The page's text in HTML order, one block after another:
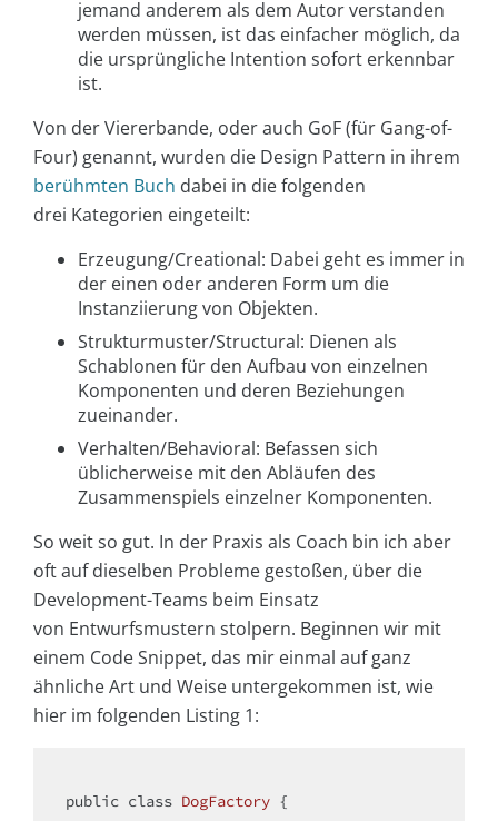
jemand anderem als dem Autor verstanden
werden müssen, ist das einfacher möglich, da
die ursprüngliche Intention sofort erkennbar
ist.
Von der Viererbande, oder auch GoF (für Gang-of-
Four) genannt, wurden die Design Pattern in ihrem
berühmten Buch dabei in die folgenden
drei Kategorien eingeteilt:
Erzeugung/Creational: Dabei geht es immer in
der einen oder anderen Form um die
Instanziierung von Objekten.
Strukturmuster/Structural: Dienen als
Schablonen für den Aufbau von einzelnen
Komponenten und deren Beziehungen
zueinander.
Verhalten/Behavioral: Befassen sich
üblicherweise mit den Abläufen des
Zusammenspiels einzelner Komponenten.
So weit so gut. In der Praxis als Coach bin ich aber
oft auf dieselben Probleme gestoßen, über die
Development-Teams beim Einsatz
von Entwurfsmustern stolpern. Beginnen wir mit
einem Code Snippet, das mir einmal auf ganz
ähnliche Art und Weise untergekommen ist, wie
hier im folgenden Listing 1:
public class DogFactory {